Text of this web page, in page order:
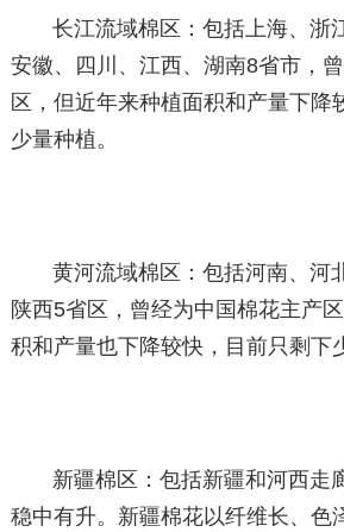
长江流域棉区：包括上海、浙
安徽、四川、江西、湖南8省市，
区，但近年来种植面积和产量下降
少量种植。
黄河流域棉区：包括河南、河
陕西5省区，曾经为中国棉花主产
积和产量也下降较快，目前只剩下
新疆棉区：包括新疆和河西走
稳中有升。新疆棉花以纤维长、色